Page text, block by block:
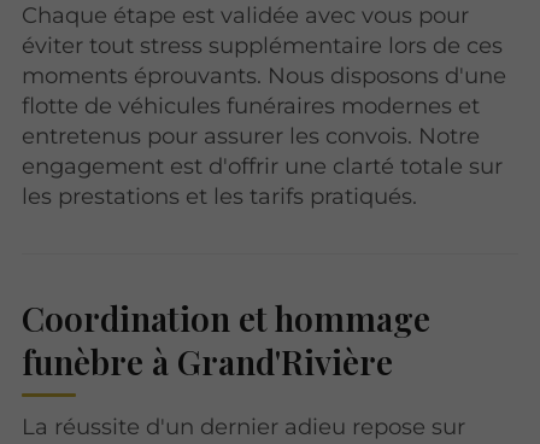
Chaque étape est validée avec vous pour
éviter tout stress supplémentaire lors de ces
moments éprouvants. Nous disposons d'une
flotte de véhicules funéraires modernes et
entretenus pour assurer les convois. Notre
engagement est d'offrir une clarté totale sur
les prestations et les tarifs pratiqués.
Coordination et hommage
funèbre à Grand'Rivière
La réussite d'un dernier adieu repose sur